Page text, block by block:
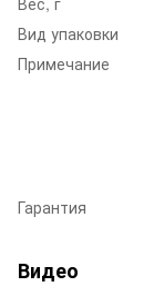
Вид упаковки
Примечание
Гарантия
Видео